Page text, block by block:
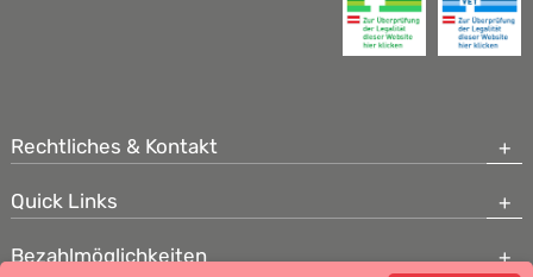
Rechtliches & Kontakt
Quick Links
Bezahlmöglichkeiten